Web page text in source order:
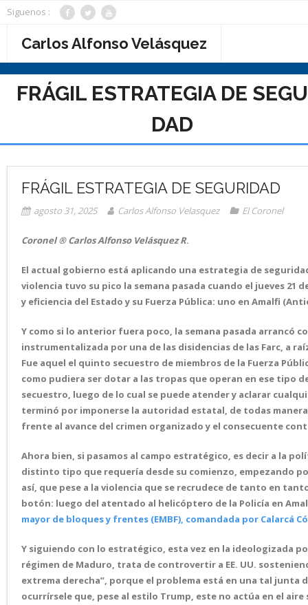
Saltar
contenido
Siguenos :
Carlos Alfonso Velásquez
FRÁGIL ESTRATEGIA DE
DAD
FRÁGIL ESTRATEGIA DE SEGURIDAD
agosto 31, 2025 Carlos Alfonso Velasquez El Coronel
Coronel ® Carlos Alfonso Velásquez R.
El actual gobierno está aplicando una estrategia de
violencia tuvo su pico la semana pasada cuando el jueves
y eficiencia del Estado y su Fuerza Pública: uno en Amalfi
Y como si lo anterior fuera poco, la semana pasada arrancó
instrumentalizada por una de las disidencias de las Farc, a
Fue aquel el quinto secuestro de miembros de la Fuerza
como pudiera ser dotar a las tropas que operan en ese tipo
secuestro, luego de lo cual se puede atender y aclarar
terminó por imponerse la autoridad estatal, de todas
frente al avance del crimen organizado y el consecuente
Ahora bien, si pasamos al campo estratégico, es decir a la
distinto tipo que requería desde su comienzo, empezando
así, que pese a la violencia que se recrudece de tanto en
botón: luego del atentado al helicóptero de la Policía en
mayor de bloques y frentes (EMBF), comandada por Calarcá
Y siguiendo con lo estratégico, esta vez en la ideologizada
régimen de Maduro, trata de controvertir a EE. UU.
extrema derecha”, porque el problema está en una tal junta
ocurrírsele que, pese al estilo Trump, este no actúa en el